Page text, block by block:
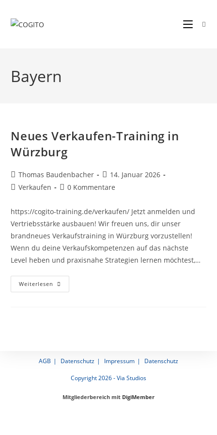
Inhalt
springen
Bayern
Neues Verkaufen-Training in
Würzburg
Beitrags-
Autor:
Thomas Baudenbacher
Beitrag
veröffentlicht:
14. Januar 2026
Beitrags-
Verkaufen
Beitrags-
0 Kommentare
https://cogito-training.de/verkaufen/ Jetzt anmelden und
Vertriebsstärke ausbauen! Wir freuen uns, dir unser
brandneues Verkaufs­training in Würzburg vorzustellen!
Wenn du deine Verkaufs­kompetenzen auf das nächste
Level heben und praxis­nahe Strategien lernen möchtest,…
Weiterlesen Neues
Verkaufen-
AGB Datenschutz Impressum Datenschutz
Copyright 2026 - Via Studios
Mitgliederbereich mit DigiMember